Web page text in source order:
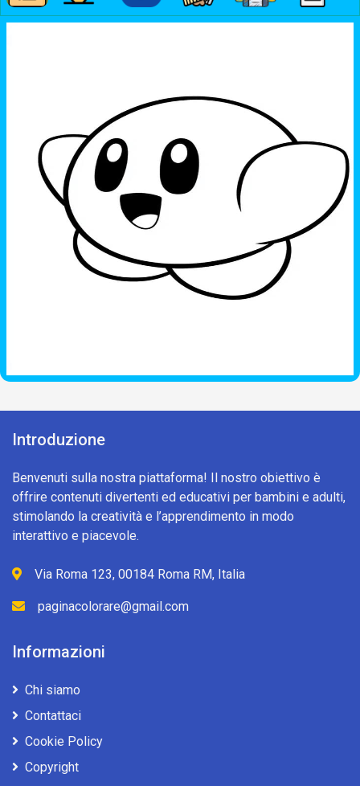
Introduzione
Benvenuti sulla nostra piattaforma! Il nostro obiettivo è
offrire contenuti divertenti ed educativi per bambini e adulti,
stimolando la creatività e l’apprendimento in modo
interattivo e piacevole.
Via Roma 123, 00184 Roma RM, Italia
paginacolorare@gmail.com
Informazioni
Chi siamo
Contattaci
Cookie Policy
Copyright